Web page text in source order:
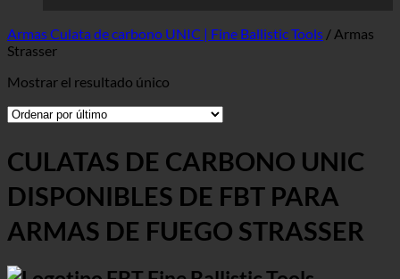
Armas Culata de carbono UNIC | Fine Ballistic Tools / Armas
Strasser
Mostrar el resultado único
CULATAS DE CARBONO UNIC
DISPONIBLES DE FBT PARA
ARMAS DE FUEGO STRASSER